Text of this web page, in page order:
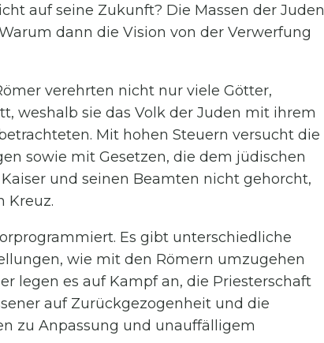
auf seine Zukunft? Die Massen der Juden
dann die Vision von der Verwerfung
verehrten nicht nur viele Götter,
weshalb sie das Volk der Juden mit ihrem
Mit hohen Steuern versucht die
sowie mit Gesetzen, die dem jüdischen
und seinen Beamten nicht gehorcht,
Kreuz.
Es gibt unterschiedliche
wie mit den Römern umzugehen
legen es auf Kampf an, die Priesterschaft
auf Zurückgezogenheit und die
zu Anpassung und unauffälligem